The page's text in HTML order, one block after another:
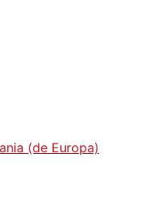
(de Europa)